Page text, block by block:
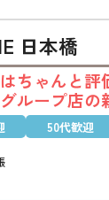
日本橋
ちゃんと評
ループ店の
50代歓迎